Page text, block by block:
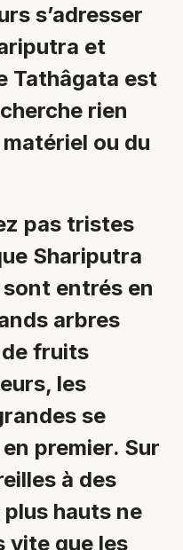
s’adresser
et
Tathâgata est
rien
ou du
pas tristes
Shariputra
entrés en
arbres
fruits
les
se
premier. Sur
à des
hauts ne
vite que les